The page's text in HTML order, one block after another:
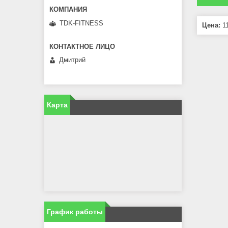
Цена:
TDK-FITNESS
Дмитрий
Карта
График работы